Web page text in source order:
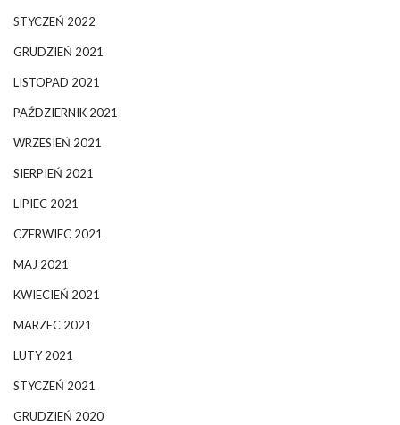
STYCZEŃ 2022
GRUDZIEŃ 2021
LISTOPAD 2021
PAŹDZIERNIK 2021
WRZESIEŃ 2021
SIERPIEŃ 2021
LIPIEC 2021
CZERWIEC 2021
MAJ 2021
KWIECIEŃ 2021
MARZEC 2021
LUTY 2021
STYCZEŃ 2021
GRUDZIEŃ 2020